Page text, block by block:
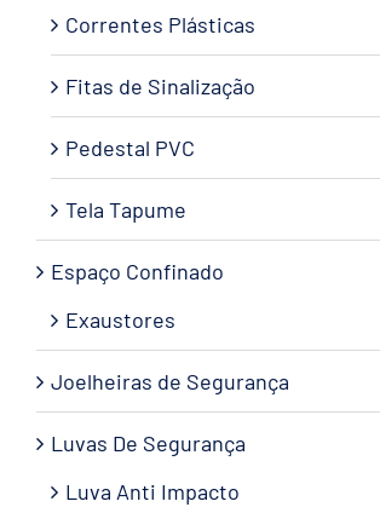
Correntes Plásticas
Fitas de Sinalização
Pedestal PVC
Tela Tapume
Espaço Confinado
Exaustores
Joelheiras de Segurança
Luvas De Segurança
Luva Anti Impacto